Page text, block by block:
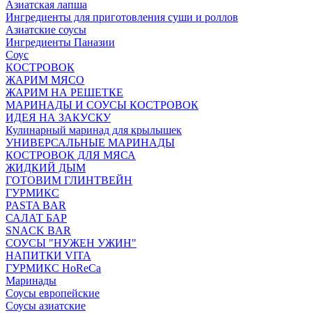
Азиатская лапша
Ингредиенты для приготовления суши и роллов
Азиатские соусы
Ингредиенты Паназии
Соус
КОСТРОВОК
ЖАРИМ МЯСО
ЖАРИМ НА РЕШЕТКЕ
МАРИНАДЫ И СОУСЫ КОСТРОВОК
ИДЕЯ НА ЗАКУСКУ
Кулинарный маринад для крылышек
УНИВЕРСАЛЬНЫЕ МАРИНАДЫ
КОСТРОВОК ДЛЯ МЯСА
ЖИДКИЙ ДЫМ
ГОТОВИМ ГЛИНТВЕЙН
ГУРМИКС
PASTA BAR
САЛАТ БАР
SNACK BAR
СОУСЫ "НУЖЕН УЖИН"
НАПИТКИ VITA
ГУРМИКС HoReCa
Маринады
Соусы европейские
Соуcы азиатские